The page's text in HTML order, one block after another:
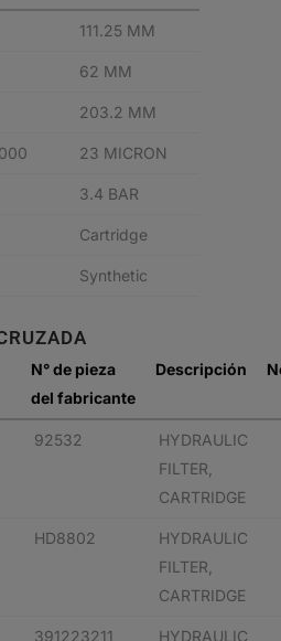
111.25 MM
62 MM
203.2 MM
23 MICRON
3.4 BAR
Cartridge
Synthetic
N° de pieza
del fabricante
Descripción
92532
HYDRAULIC
FILTER,
CARTRIDGE
HD8802
HYDRAULIC
FILTER,
CARTRIDGE
391223211
HYDRAULIC